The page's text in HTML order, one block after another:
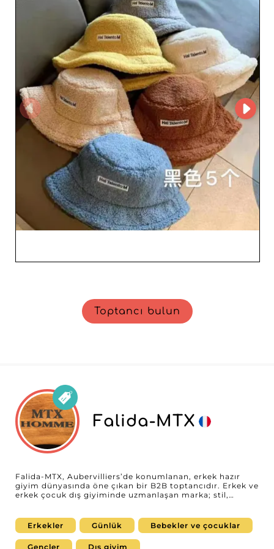
güvenilir ve avantajlı bir iş ortaklığını garanti eder. Moda
pazarındaki uzmanlıkları ve derin bilgi birikimleri, en yeni
trendleri yansıtan ve aynı zamanda kalıcı kalite sunan bir
ürün seçkisini güvence altına alır. Kullandıkları B2B
platformu MicroStore, akıcı bir gezinme deneyimi ve
basitleştirilmiş sipariş yönetimi sağlar; böylece bayiler
verimli süreçlerden ve hızlı teslimattan yararlanır. Bu,
tedarik operasyonlarınızı yalnızca optimize etmekle
kalmaz, aynı zamanda işletmenizin pazardaki rekabet
gücünü de artırır. KING PELLETERIA E ACCESSORI’ye
güvenmek, müşterilerinizi cezbeden ve sadakati
güçlendiren ürünleri portföyünüze katmak demektir.
Toptancı bulun
Falida-MTX
Falida-MTX, Aubervilliers’de konumlanan, erkek hazır
giyim dünyasında öne çıkan bir B2B toptancıdır. Erkek ve
erkek çocuk dış giyiminde uzmanlaşan marka; stil,
Koleksiyonlarının istikrarlı kalitesi ve avantajlı fiyat
konumlandırmasıyla tanınan Falida-MTX, kış sezonu
teklifini güçlü ve iyi kesimli parçalarla güçlendirmek
Erkekler Günlük Bebekler ve çocuklar
Gençler Dış giyim